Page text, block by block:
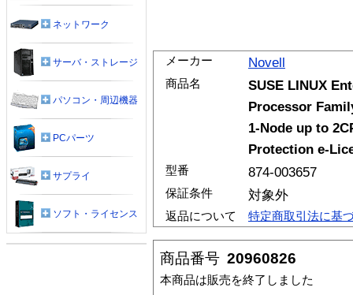
メーカー Novell
商品名
SUSE LINUX
Processor
1-Node up to
Protection e-
型番 874-003657
保証条件 対象外
返品について 特定商取引法に基
商品番号 20960826
本商品は販売を終了しました
ネットワーク
サーバ・ストレージ
パソコン・周辺機器
PCパーツ
サプライ
ソフト・ライセンス